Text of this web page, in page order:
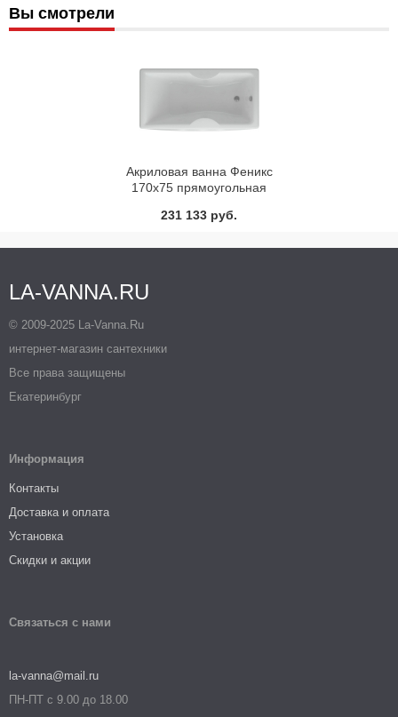
Вы смотрели
Акриловая ванна Феникс
170х75 прямоугольная
231 133 руб.
LA-VANNA.RU
© 2009-2025 La-Vanna.Ru
интернет-магазин сантехники
Все права защищены
Екатеринбург
Информация
Контакты
Доставка и оплата
Установка
Скидки и акции
Связаться с нами
la-vanna@mail.ru
ПН-ПТ с 9.00 до 18.00